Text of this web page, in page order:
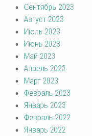
Сентябрь 2023
Август 2023
Июль 2023
Июнь 2023
Май 2023
Апрель 2023
Март 2023
Февраль 2023
Январь 2023
Февраль 2022
Январь 2022